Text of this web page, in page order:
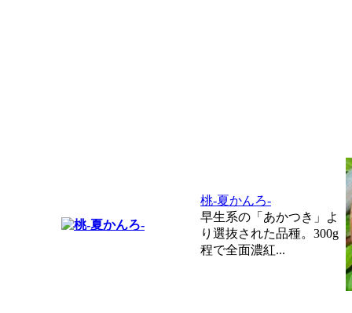
桃-夏かんろ-
早生系の「あかつき」よ
り選抜された品種。300g
程で全面濃紅...